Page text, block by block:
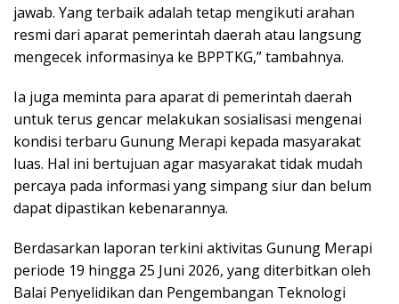
jawab. Yang terbaik adalah tetap mengikuti arahan
resmi dari aparat pemerintah daerah atau langsung
mengecek informasinya ke BPPTKG,” tambahnya.
Ia juga meminta para aparat di pemerintah daerah
untuk terus gencar melakukan sosialisasi mengenai
kondisi terbaru Gunung Merapi kepada masyarakat
luas. Hal ini bertujuan agar masyarakat tidak mudah
percaya pada informasi yang simpang siur dan belum
dapat dipastikan kebenarannya.
Berdasarkan laporan terkini aktivitas Gunung Merapi
periode 19 hingga 25 Juni 2026, yang diterbitkan oleh
Balai Penyelidikan dan Pengembangan Teknologi